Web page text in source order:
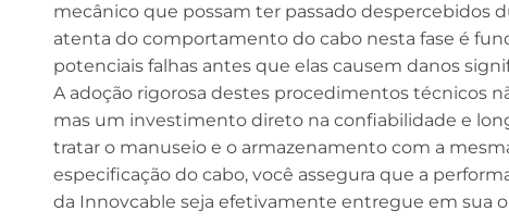
mecânico que possam ter passado despercebidos
atenta do comportamento do cabo nesta fase é
potenciais falhas antes que elas causem danos
A adoção rigorosa destes procedimentos técnicos
mas um investimento direto na confiabilidade e
tratar o manuseio e o armazenamento com a
especificação do cabo, você assegura que a
da Innovcable seja efetivamente entregue em sua